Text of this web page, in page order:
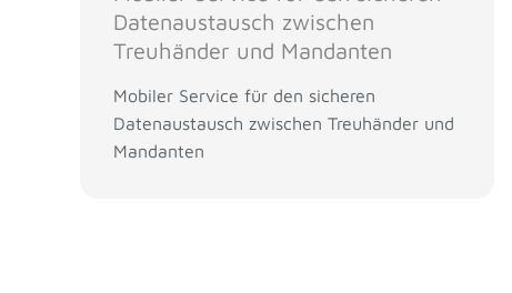
Datenaustausch zwischen
Treuhänder und Mandanten
Mobiler Service für den sicheren
Datenaustausch zwischen Treuhänder und
Mandanten